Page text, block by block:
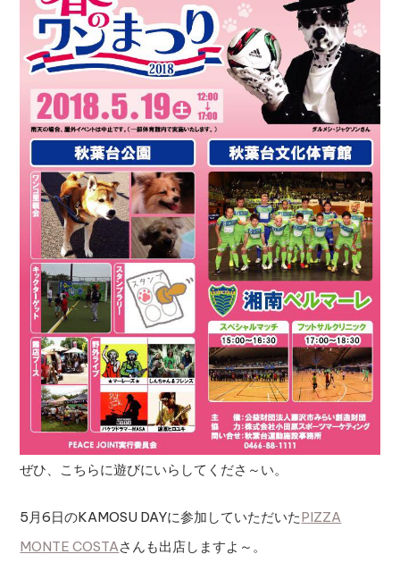
ぜひ、こちらに遊びにいらしてくださ～い。
5月6日のKAMOSU DAYに参加していただいたPIZZA
MONTE COSTAさんも出店しますよ～。